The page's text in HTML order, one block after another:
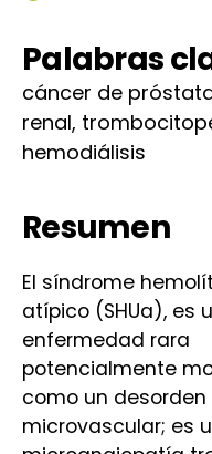
Palabras
cáncer de
renal,
hemodiálisis
Resumen
El síndrome
atípico (SHUa), es
enfermedad rara
potencialmente
como un
microvascular; es